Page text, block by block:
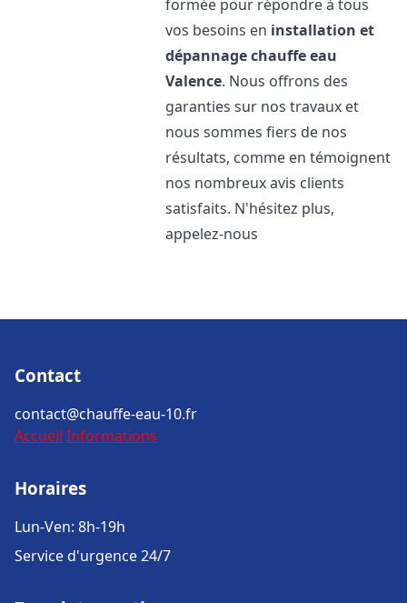
formée pour répondre à tous
vos besoins en installation et
dépannage chauffe eau
Valence. Nous offrons des
garanties sur nos travaux et
nous sommes fiers de nos
résultats, comme en témoignent
nos nombreux avis clients
satisfaits. N'hésitez plus,
appelez-nous
Contact
contact@chauffe-eau-10.fr
Accueil Informations
Horaires
Lun-Ven: 8h-19h
Service d'urgence 24/7